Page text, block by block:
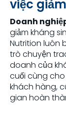
việc
Doanh
giảm kháng
Nutrition luôn
trò chuyện
doanh của
cuối cùng
khách hàng,
gian hoàn